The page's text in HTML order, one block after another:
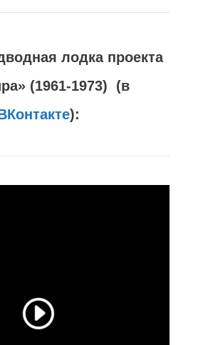
лодка проекта
(1961-1973) (в
):